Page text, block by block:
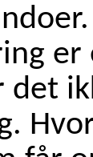
er
det